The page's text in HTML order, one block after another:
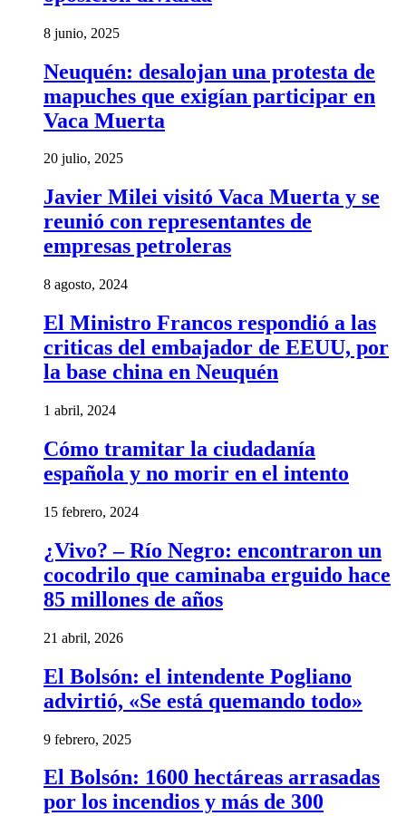
8 junio, 2025
Neuquén: desalojan una protesta de
mapuches que exigían participar en
Vaca Muerta
20 julio, 2025
Javier Milei visitó Vaca Muerta y se
reunió con representantes de
empresas petroleras
8 agosto, 2024
El Ministro Francos respondió a las
criticas del embajador de EEUU, por
la base china en Neuquén
1 abril, 2024
Cómo tramitar la ciudadanía
española y no morir en el intento
15 febrero, 2024
¿Vivo? – Río Negro: encontraron un
cocodrilo que caminaba erguido hace
85 millones de años
21 abril, 2026
El Bolsón: el intendente Pogliano
advirtió, «Se está quemando todo»
9 febrero, 2025
El Bolsón: 1600 hectáreas arrasadas
por los incendios y más de 300